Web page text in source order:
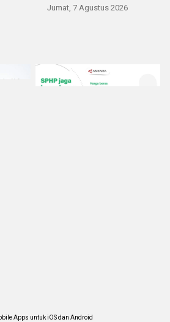
Jumat, 7 Agustus 2026
Apps untuk iOS dan Android